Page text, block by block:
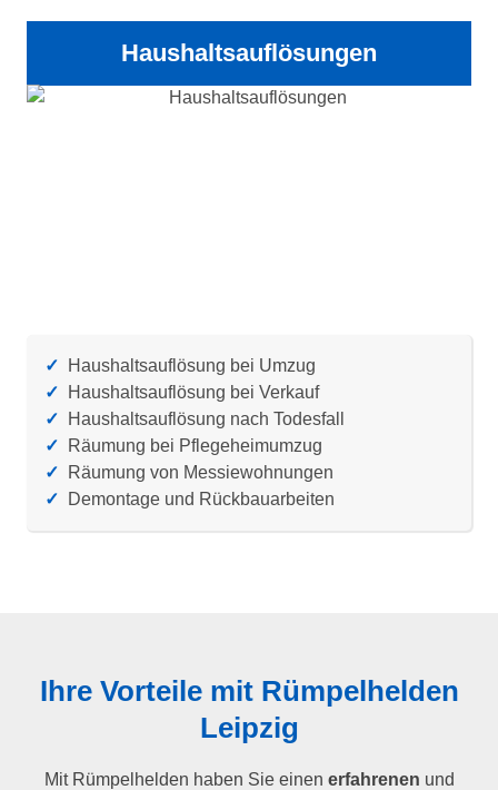
Haushaltsauflösungen
✓
Haushaltsauflösung bei Umzug
✓
Haushaltsauflösung bei Verkauf
✓
Haushaltsauflösung nach Todesfall
✓
Räumung bei Pflegeheimumzug
✓
Räumung von Messiewohnungen
✓
Demontage und Rückbauarbeiten
Ihre Vorteile mit Rümpelhelden
Leipzig
Mit Rümpelhelden haben Sie einen erfahrenen und